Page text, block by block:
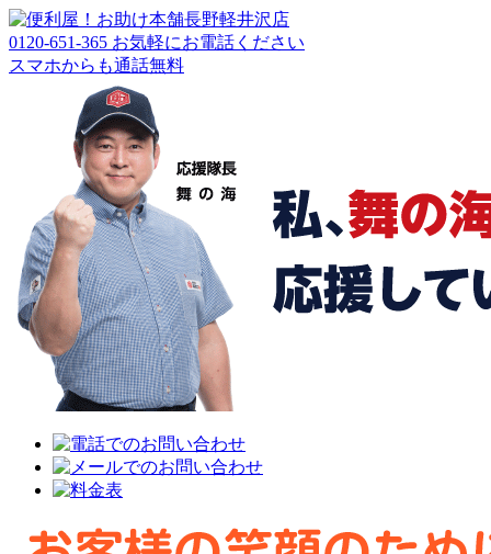
長野軽井沢店
0120-651-365 お気軽にお電話ください
スマホからも通話無料